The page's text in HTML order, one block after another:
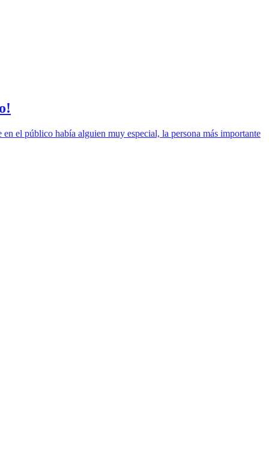
el público había alguien muy especial, la persona más importante